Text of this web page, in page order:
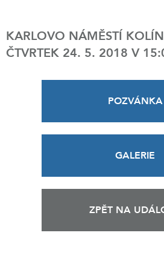
KARLOVO NÁMĚSTÍ KOLÍN
ČTVRTEK 24. 5. 2018 V
POZVÁNKA
GALERIE
ZPĚT NA